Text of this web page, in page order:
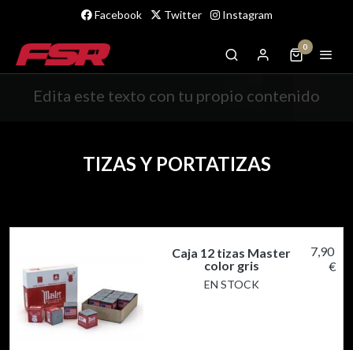
Facebook Twitter Instagram
0
Edita este texto con tu propio contenido
TIZAS Y PORTATIZAS
Caja 12 tizas Master
color gris
EN STOCK
7,90
€